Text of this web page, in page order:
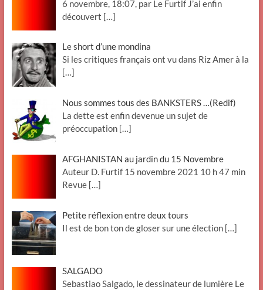
6 novembre, 18:07, par Le Furtif J’ai enfin
découvert […]
Le short d’une mondina
Si les critiques français ont vu dans Riz Amer à la
[…]
Nous sommes tous des BANKSTERS …(Redif)
La dette est enfin devenue un sujet de
préoccupation […]
AFGHANISTAN au jardin du 15 Novembre
Auteur D. Furtif 15 novembre 2021 10 h 47 min
Revue […]
Petite réflexion entre deux tours
Il est de bon ton de gloser sur une élection […]
SALGADO
Sebastiao Salgado, le dessinateur de lumière Le